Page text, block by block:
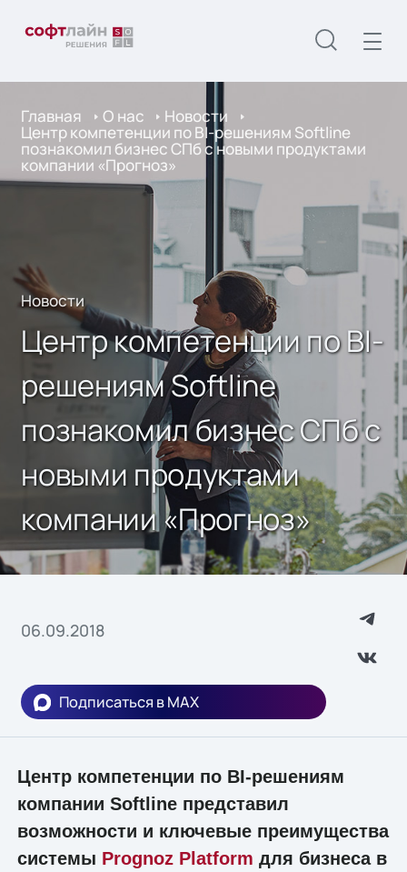
Главная О нас Новости
Центр компетенции по BI-решениям Softline
познакомил бизнес СПб с новыми продуктами
компании «Прогноз»
Новости
Центр компетенции по BI-
решениям Softline
познакомил бизнес СПб с
новыми продуктами
компании «Прогноз»
06.09.2018
Подписаться в MAX
Центр компетенции по BI-решениям
компании Softline представил
возможности и ключевые преимущества
системы Prognoz Platform для бизнеса в